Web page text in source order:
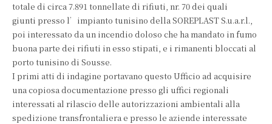
totale di circa 7.891 tonnellate di rifiuti, nr. 70 dei quali
giunti presso l’impianto tunisino della SOREPLAST S.u.a.r.l.,
poi interessato da un incendio doloso che ha mandato in fumo
buona parte dei rifiuti in esso stipati, e i rimanenti bloccati al
porto tunisino di Sousse.
I primi atti di indagine portavano questo Ufficio ad acquisire
una copiosa documentazione presso gli uffici regionali
interessati al rilascio delle autorizzazioni ambientali alla
spedizione transfrontaliera e presso le aziende interessate